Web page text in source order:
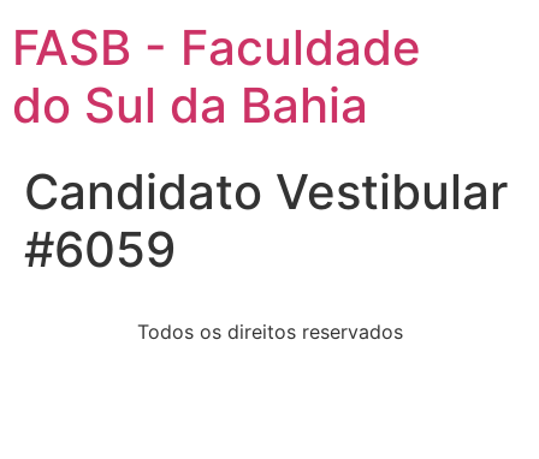
FASB - Faculdade
do Sul da Bahia
Candidato Vestibular
#6059
Todos os direitos reservados